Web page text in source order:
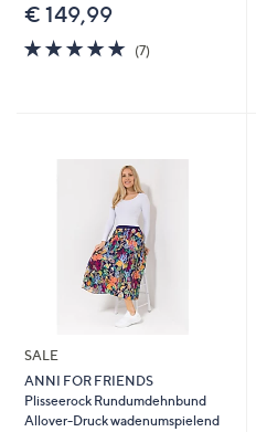
€ 149,99
4.7
von
(7)7
SALE
ANNI FOR FRIENDS
Plisseerock Rundumdehnbund
Allover-Druck wadenumspielend